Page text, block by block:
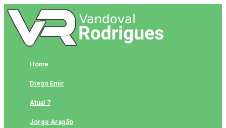
Skip
to
content
Home
Diego Emir
Atual 7
Jorge Aragão